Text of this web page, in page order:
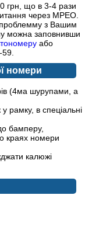
грн, що в 3-4 рази
через МРЕО.
з Вашим
можна заповнивши
або
номери
(4ма шурупами, а
рамку, в спеціальні
бамперу,
краях номери
калюжі